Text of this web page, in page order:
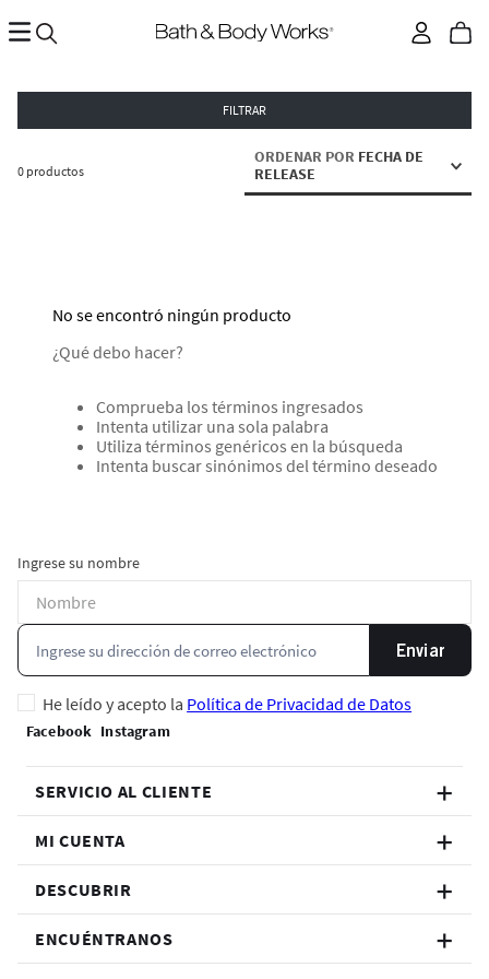
FILTRAR
0 productos
ORDENAR POR FECHA DE
RELEASE
No se encontró ningún producto
¿Qué debo hacer?
Comprueba los términos ingresados
Intenta utilizar una sola palabra
Utiliza términos genéricos en la búsqueda
Intenta buscar sinónimos del término deseado
Ingrese su nombre
Enviar
He leído y acepto la Política de Privacidad de Datos
SERVICIO AL CLIENTE
MI CUENTA
DESCUBRIR
ENCUÉNTRANOS